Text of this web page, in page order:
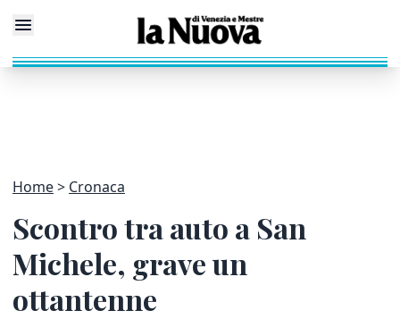
Home Cronaca
Scontro tra auto a San
Michele, grave un
ottantenne